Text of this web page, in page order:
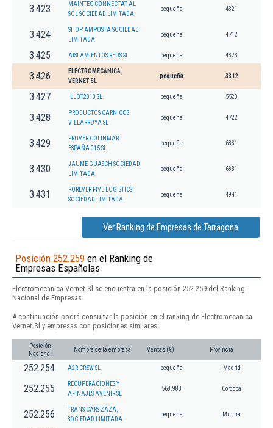
3.423
MAINTEC CONNECTAT AL
SOL SOCIEDAD LIMITADA.
pequeña 4321
3.424
SHOP AMPOSTA SOCIEDAD
LIMITADA.
pequeña 4712
3.425 AISLAMIENTOS REUS SL pequeña 4323
3.426
ELECTROMECANICA
VERNET SL
pequeña 3312
3.427 ILLOT2010 SL. pequeña 5520
3.428
PRODUCTOS CARNICOS
VILLARROYA SL
pequeña 4722
3.429
FRUVER COLINMAR
ESPAÑA 015 SL.
pequeña 6831
3.430
JAUME GUASCH SOCIEDAD
LIMITADA.
pequeña 6831
3.431
FOREVER FIVE LOGISTICS
SOCIEDAD LIMITADA.
pequeña 4941
Ver Ranking de Empresas de Tarragona
Posición 252.259 en el Ranking de
Empresas Españolas
Electromecanica Vernet Sl se encuentra en la posición 252.259 del Ranking
Nacional de Empresas.
A continuación podrá consultar la posición en el ranking de Electromecanica
Vernet Sl y empresas con posiciones similares:
Posición
Nacional
Nombre de la empresa Ventas (€) Provincia
252.254 A2R CREW SL. pequeña Madrid
252.255
RECUPERACIONES Y
AFINAJES AVENIR SL
568.983 Córdoba
252.256
TRANS CARS ZAZA,
SOCIEDAD LIMITADA.
pequeña Murcia